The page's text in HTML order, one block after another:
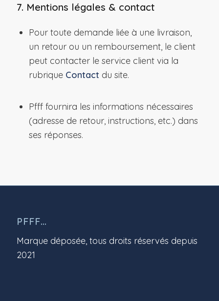
7. Mentions légales & contact
Pour toute demande liée à une livraison,
un retour ou un remboursement, le client
peut contacter le service client via la
rubrique Contact du site.
Pfff fournira les informations nécessaires
(adresse de retour, instructions, etc.) dans
ses réponses.
PFFF…
Marque déposée, tous droits réservés depuis
2021